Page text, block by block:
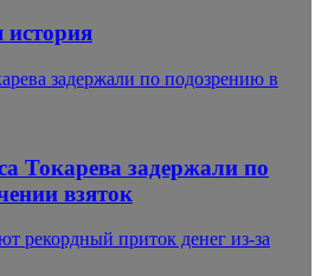
история
задержали по подозрению в
Токарева задержали по
взяток
рекордный приток денег из-за